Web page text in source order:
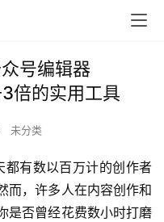
号编辑器
倍的实用工具
未分类
有数以百万计的创作者
而，许多人在内容创作和
是否曾经花费数小时打磨